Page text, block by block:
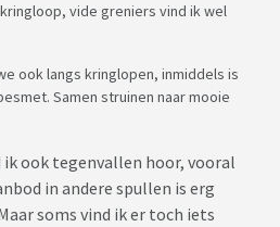
vide greniers vind ik wel
ook langs kringlopen, inmiddels is
Samen struinen naar mooie
ook tegenvallen hoor, vooral
in andere spullen is erg
soms vind ik er toch iets